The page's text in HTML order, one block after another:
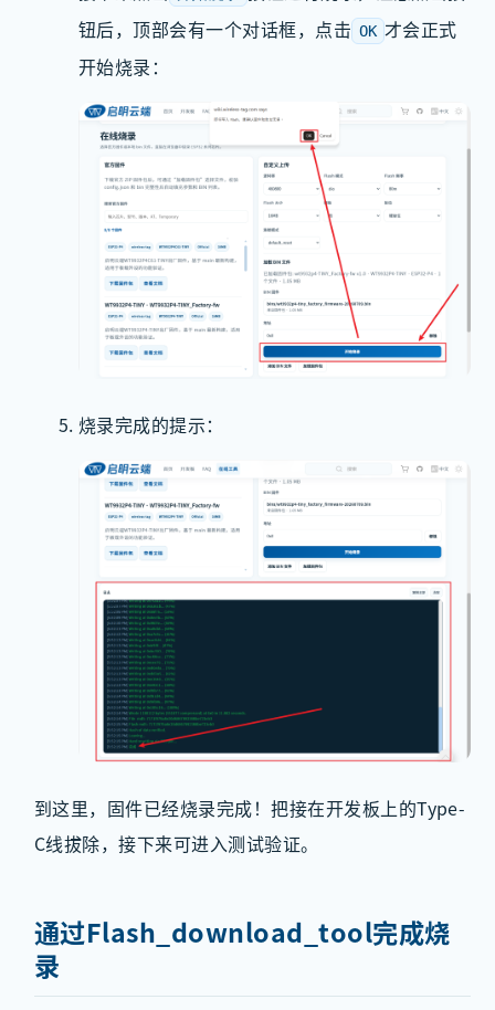
钮后，顶部会有一个对话框，点击 OK 才会正式
开始烧录：
烧录完成的提示：
到这里，固件已经烧录完成！把接在开发板上的Type-
C线拔除，接下来可进入测试验证。
通过Flash_download_tool完成烧
录